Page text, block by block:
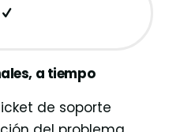
a tiempo
de soporte